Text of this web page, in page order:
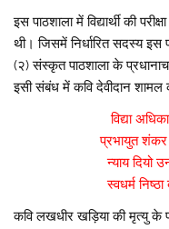
इस पाठशाला में विद्यार्थी की
थी। जिसमें निर्धारित सदस्य इस
(२) संस्कृत पाठशाला के
इसी संबंध में कवि देवीदान शामल
विद्या
प्रभायुत
न्याय दियो
स्वधर्म
कवि लखधीर खड़िया की मृत्यु के